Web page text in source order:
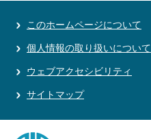
このホームページについて
個人情報の取り扱いについて
ウェブアクセシビリティ
サイトマップ